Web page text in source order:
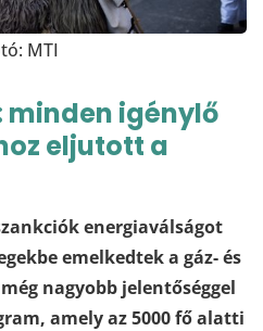
MTI
igénylő
eljutott a
energiaválságot
emelkedtek a gáz- és
nagyobb jelentőséggel
amely az 5000 fő alatti